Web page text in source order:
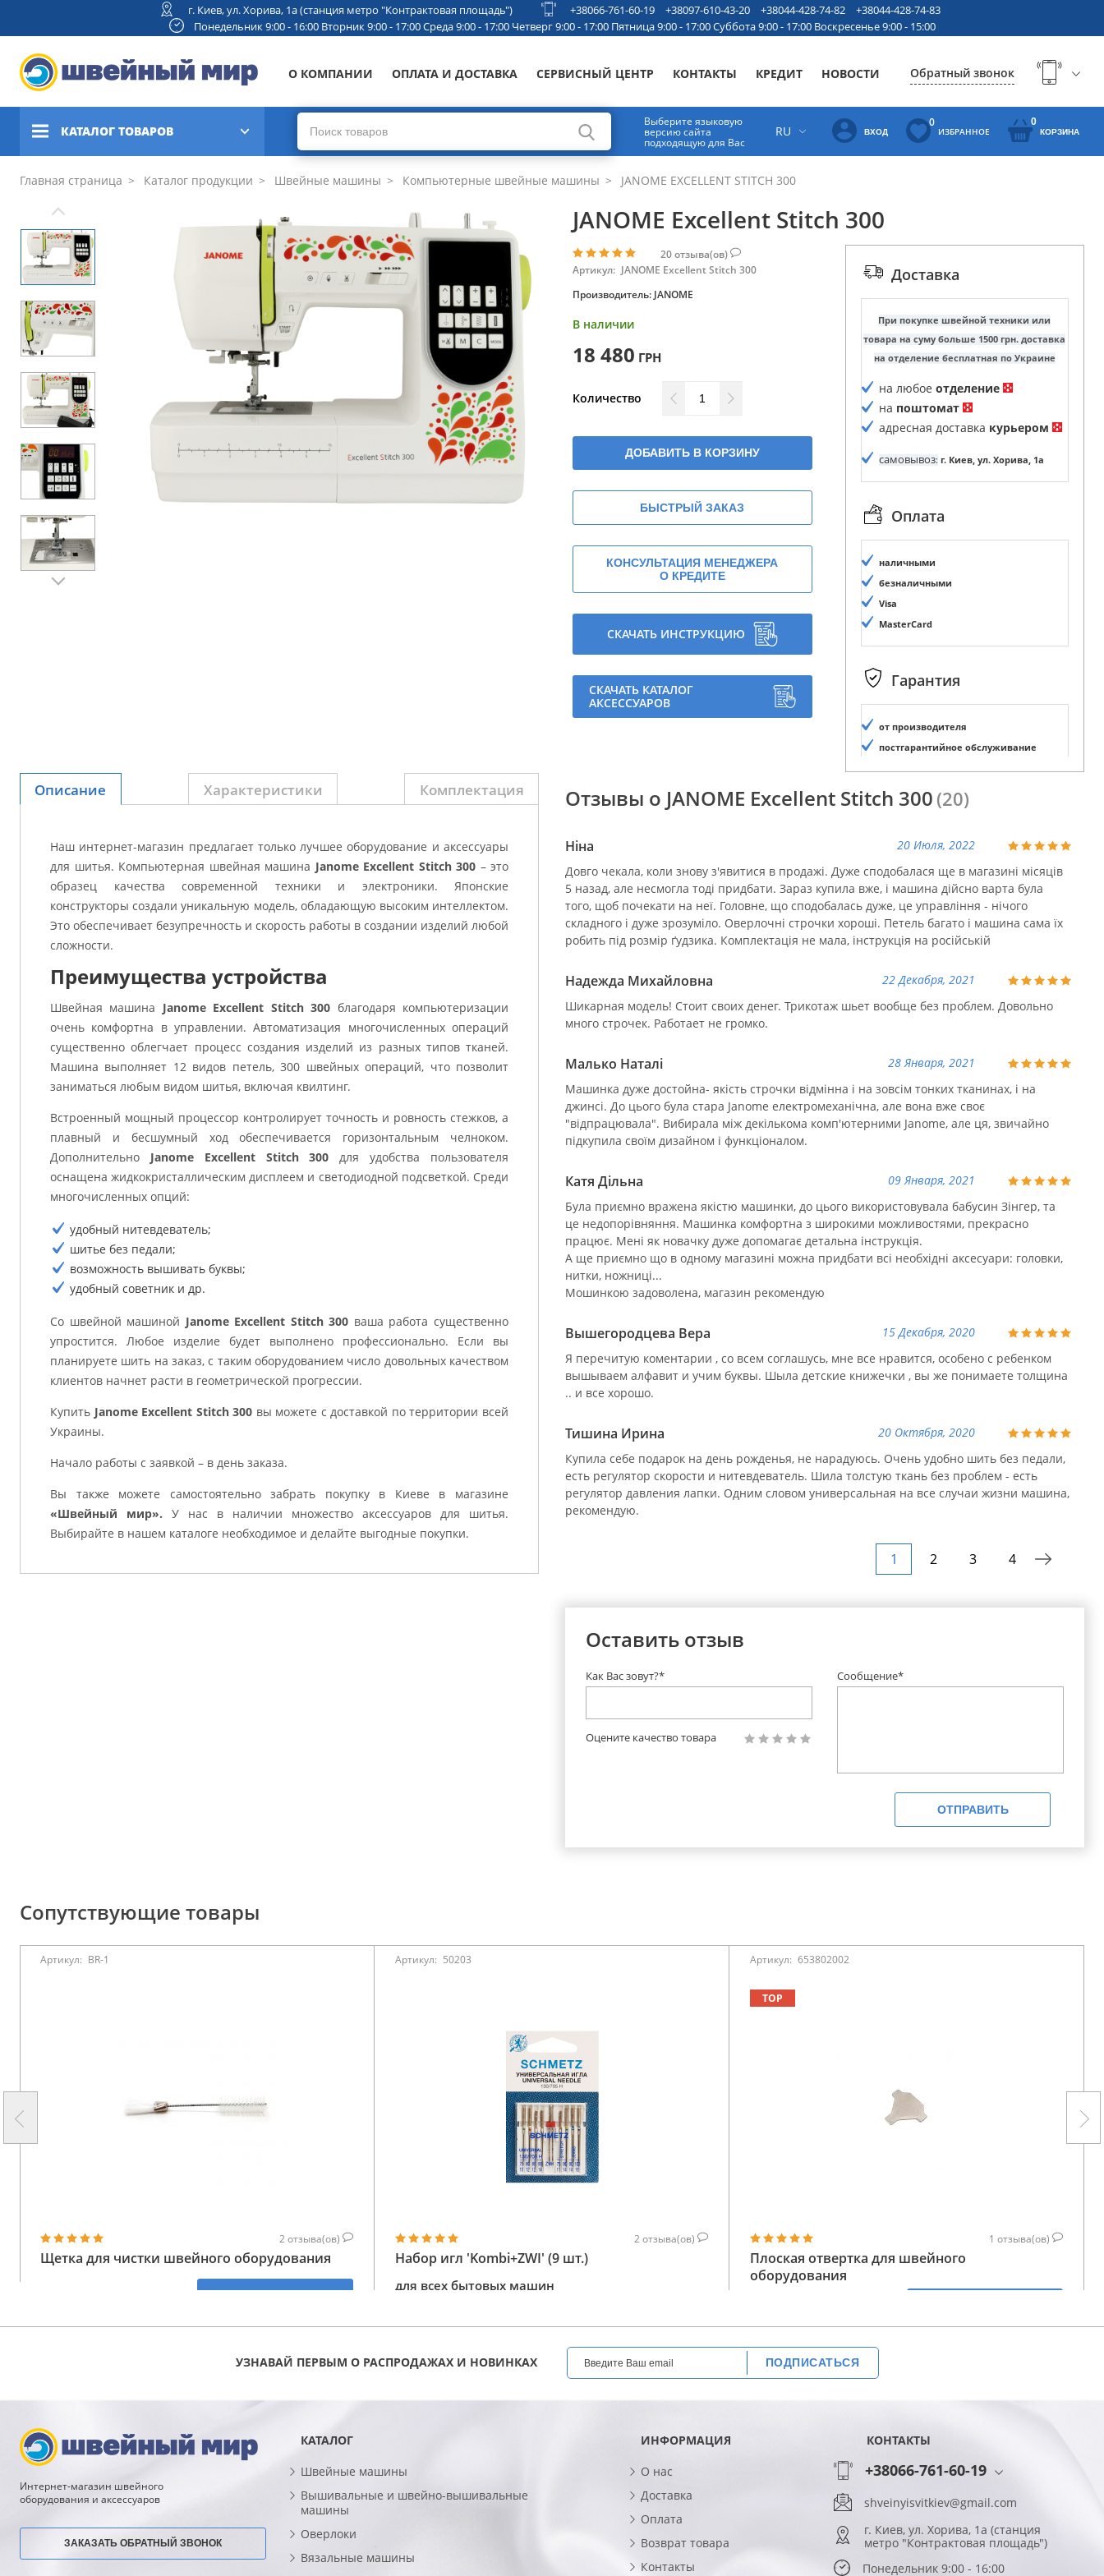
г. Киев, ул. Хорива, 1а (станция метро "Контрактовая площадь") +38066-761-60-19 +38097-610-43-20 +38044-428-74-82
+38044-428-74-83
Понедельник 9:00 - 16:00 Вторник 9:00 - 17:00 Среда 9:00 - 17:00 Четверг 9:00 - 17:00 Пятница 9:00 - 17:00 Суббота 9:00 - 17:00 Воскресенье 9:00 - 15:00
О КОМПАНИИ ОПЛАТА И ДОСТАВКА СЕРВИСНЫЙ ЦЕНТР КОНТАКТЫ КРЕДИТ НОВОСТИ Обратный звонок
КАТАЛОГ ТОВАРОВ
Швейные машины
Вышивальные и швейно-
вышивальные машины
Коверлоки, оверлоки,
плоскошовные машины
Вязальные машины
Аксессуары
Бренды
ВСЕ КАТЕГОРИИ
Выберите языковую
версию сайта
подходящую для Вас
RU ВХОД
0
ИЗБРАННОЕ
0
КОРЗИНА
Главная страница Каталог продукции Швейные машины Компьютерные швейные машины JANOME EXCELLENT STITCH 300
JANOME Excellent Stitch 300
20отзыва(ов)
Артикул: JANOME Excellent Stitch 300
Производитель: JANOME
В наличии
18 480 ГРН
Количество
ДОБАВИТЬ В КОРЗИНУ
БЫСТРЫЙ ЗАКАЗ
КОНСУЛЬТАЦИЯ МЕНЕДЖЕРА
О КРЕДИТЕ
СКАЧАТЬ ИНСТРУКЦИЮ
СКАЧАТЬ КАТАЛОГ
АКСЕССУАРОВ
Доставка
При покупке швейной техники или
товара на суму больше 1500 грн. доставка
на отделение бесплатная по Украине
на любое отделение
на поштомат
адресная доставка курьером
самовывоз: г. Киев, ул. Хорива, 1а
Оплата
наличными
безналичными
Visa
MasterCard
Гарантия
от производителя
постгарантийное обслуживание
Описание Характеристики Комплектация
Наш интернет-магазин предлагает только лучшее оборудование и аксессуары
для шитья. Компьютерная швейная машина Janome Excellent Stitch 300 – это
образец качества современной техники и электроники. Японские
конструкторы создали уникальную модель, обладающую высоким интеллектом.
Это обеспечивает безупречность и скорость работы в создании изделий любой
сложности.
Преимущества устройства
Швейная машина Janome Excellent Stitch 300 благодаря компьютеризации
очень комфортна в управлении. Автоматизация многочисленных операций
существенно облегчает процесс создания изделий из разных типов тканей.
Машина выполняет 12 видов петель, 300 швейных операций, что позволит
заниматься любым видом шитья, включая квилтинг.
Встроенный мощный процессор контролирует точность и ровность стежков, а
плавный и бесшумный ход обеспечивается горизонтальным челноком.
Дополнительно Janome Excellent Stitch 300 для удобства пользователя
оснащена жидкокристаллическим дисплеем и светодиодной подсветкой. Среди
многочисленных опций:
удобный нитевдеватель;
шитье без педали;
возможность вышивать буквы;
удобный советник и др.
Со швейной машиной Janome Excellent Stitch 300 ваша работа существенно
упростится. Любое изделие будет выполнено профессионально. Если вы
планируете шить на заказ, с таким оборудованием число довольных качеством
клиентов начнет расти в геометрической прогрессии.
Купить Janome Excellent Stitch 300 вы можете с доставкой по территории всей
Украины.
Начало работы с заявкой – в день заказа.
Вы также можете самостоятельно забрать покупку в Киеве в магазине
«Швейный мир». У нас в наличии множество аксессуаров для шитья.
Выбирайте в нашем каталоге необходимое и делайте выгодные покупки.
Отзывы о JANOME Excellent Stitch 300 (20)
Ніна
20 Июля, 2022
Довго чекала, коли знову з'явитися в продажі. Дуже сподобалася ще в магазині місяців
5 назад, але несмогла тоді придбати. Зараз купила вже, і машина дійсно варта була
того, щоб почекати на неї. Головне, що сподобалась дуже, це управління - нічого
складного і дуже зрозуміло. Оверлочні строчки хороші. Петель багато і машина сама їх
робить під розмір ґудзика. Комплектація не мала, інструкція на російській
Надежда Михайловна
22 Декабря, 2021
Шикарная модель! Стоит своих денег. Трикотаж шьет вообще без проблем. Довольно
много строчек. Работает не громко.
Малько Наталі
28 Января, 2021
Машинка дуже достойна- якість строчки відмінна і на зовсім тонких тканинах, і на
джинсі. До цього була стара Janome електромеханічна, але вона вже своє
"відпрацювала". Вибирала між декількома комп'ютерними Janome, але ця, звичайно
підкупила своїм дизайном і функціоналом.
Катя Дільна
09 Января, 2021
Була приємно вражена якістю машинки, до цього використовувала бабусин Зінгер, та
це недопорівняння. Машинка комфортна з широкими можливостями, прекрасно
працює. Мені як новачку дуже допомагає детальна інструкція.
А ще приємно що в одному магазині можна придбати всі необхідні аксесуари: головки,
нитки, ножниці...
Мошинкою задоволена, магазин рекомендую
Вышегородцева Вера
15 Декабря, 2020
Я перечитую коментарии , со всем соглашусь, мне все нравится, особено с ребенком
вышываем алфавит и учим буквы. Шыла детские книжечки , вы же понимаете толщина
.. и все хорошо.
Тишина Ирина
20 Октября, 2020
Купила себе подарок на день рожденья, не нарадуюсь. Очень удобно шить без педали,
есть регулятор скорости и нитевдеватель. Шила толстую ткань без проблем - есть
регулятор давления лапки. Одним словом универсальная на все случаи жизни машина,
рекомендую.
1 2 3 4
Оставить отзыв
Сообщение*
Как Вас зовут?*
Оцените качество товара
ОТПРАВИТЬ
Сопутствующие товары
Артикул: BR-1
2 отзыва(ов)
Щетка для чистки швейного оборудования
Артикул: 50203
2 отзыва(ов)
Набор игл 'Kombi+ZWI' (9 шт.)
для всех бытовых машин
Артикул: 653802002
TOP
1 отзыва(ов)
Плоская отвертка для швейного
оборудования
УЗНАВАЙ ПЕРВЫМ О РАСПРОДАЖАХ И НОВИНКАХ ПОДПИСАТЬСЯ
Интернет-магазин швейного
оборудования и аксессуаров
ЗАКАЗАТЬ ОБРАТНЫЙ ЗВОНОК
КАТАЛОГ
Швейные машины
Вышивальные и швейно-вышивальные
машины
Оверлоки
Вязальные машины
ИНФОРМАЦИЯ
О нас
Доставка
Оплата
Возврат товара
Контакты
КОНТАКТЫ
+38066-761-60-19
shveinyisvitkiev@gmail.com
г. Киев, ул. Хорива, 1а (станция
метро "Контрактовая площадь")
Понедельник 9:00 - 16:00